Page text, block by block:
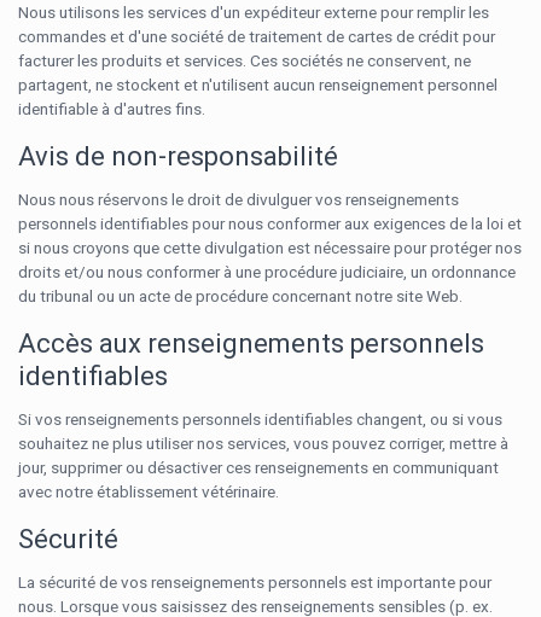
Nous utilisons les services d'un expéditeur externe pour remplir les
commandes et d'une société de traitement de cartes de crédit pour
facturer les produits et services. Ces sociétés ne conservent, ne
partagent, ne stockent et n'utilisent aucun renseignement personnel
identifiable à d'autres fins.
Avis de non-responsabilité
Nous nous réservons le droit de divulguer vos renseignements
personnels identifiables pour nous conformer aux exigences de la loi et
si nous croyons que cette divulgation est nécessaire pour protéger nos
droits et/ou nous conformer à une procédure judiciaire, un ordonnance
du tribunal ou un acte de procédure concernant notre site Web.
Accès aux renseignements personnels
identifiables
Si vos renseignements personnels identifiables changent, ou si vous
souhaitez ne plus utiliser nos services, vous pouvez corriger, mettre à
jour, supprimer ou désactiver ces renseignements en communiquant
avec notre établissement vétérinaire.
Sécurité
La sécurité de vos renseignements personnels est importante pour
nous. Lorsque vous saisissez des renseignements sensibles (p. ex.